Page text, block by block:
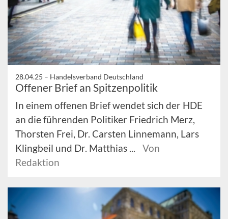
28.04.25 – Handelsverband Deutschland
Offener Brief an Spitzenpolitik
In einem offenen Brief wendet sich der HDE
an die führenden Politiker Friedrich Merz,
Thorsten Frei, Dr. Carsten Linnemann, Lars
Klingbeil und Dr. Matthias ...
Von
Redaktion